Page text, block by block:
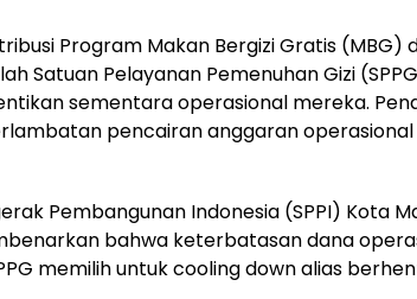
Program Makan Bergizi Gratis (MBG)
Satuan Pelayanan Pemenuhan Gizi
sementara operasional mereka.
pencairan anggaran
Pembangunan Indonesia (SPPI) Kota
bahwa keterbatasan dana
memilih untuk cooling down alias